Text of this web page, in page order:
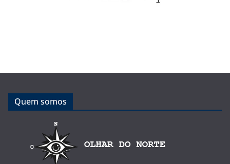
Quem somos